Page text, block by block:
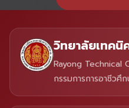
วิทยาลัยเทคนิ
Rayong Technical
กรรมการการอาชีวศึ